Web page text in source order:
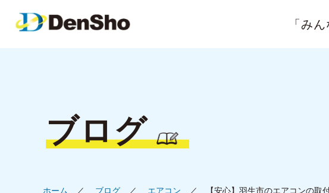
「み
ブログ
ホーム ブログ エアコン 【安心】羽生市のエアコンの取